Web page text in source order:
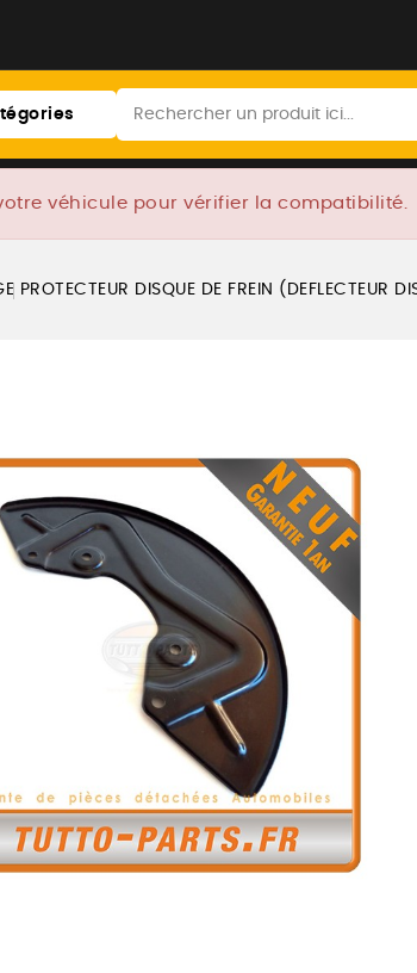
véhicule pour vérifier la compatibilité.
PROTECTEUR DISQUE DE FREIN (DEFLECTEUR